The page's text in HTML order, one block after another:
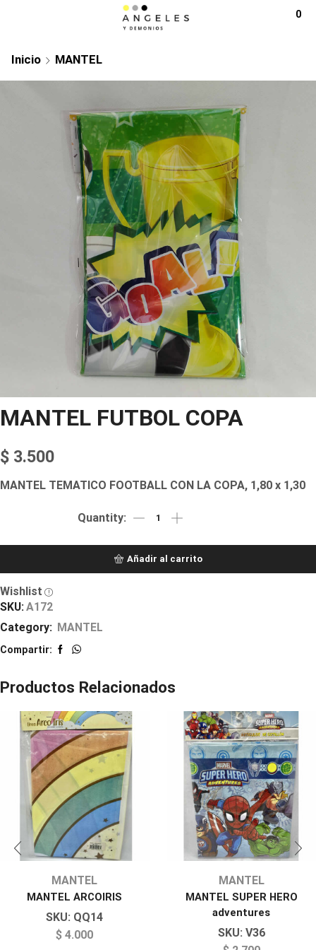
0
Inicio MANTEL
MANTEL FUTBOL COPA
$ 3.500
MANTEL TEMATICO FOOTBALL CON LA COPA, 1,80 x 1,30
Añadir al carrito
Wishlist
SKU: A172
Category: MANTEL
Compartir:
Productos Relacionados
MANTEL
MANTEL ARCOIRIS
SKU: QQ14
$ 4.000
MANTEL
MANTEL SUPER HERO
adventures
SKU: V36